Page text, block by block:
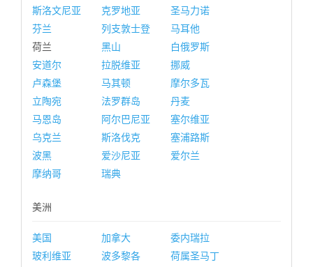
斯洛文尼亚
克罗地亚
圣马力诺
芬兰
列支敦士登
马耳他
荷兰
黑山
白俄罗斯
安道尔
拉脱维亚
挪威
卢森堡
马其顿
摩尔多瓦
立陶宛
法罗群岛
丹麦
马恩岛
阿尔巴尼亚
塞尔维亚
乌克兰
斯洛伐克
塞浦路斯
波黑
爱沙尼亚
爱尔兰
摩纳哥
瑞典
美洲
美国 加拿大
委内瑞拉
玻利维亚
波多黎各
荷属圣马丁